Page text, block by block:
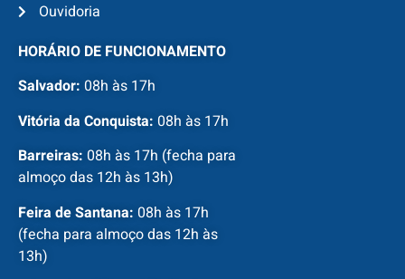
Ouvidoria
HORÁRIO DE FUNCIONAMENTO
Salvador: 08h às 17h
Vitória da Conquista: 08h às 17h
Barreiras: 08h às 17h (fecha para
almoço das 12h às 13h)
Feira de Santana: 08h às 17h
(fecha para almoço das 12h às
13h)